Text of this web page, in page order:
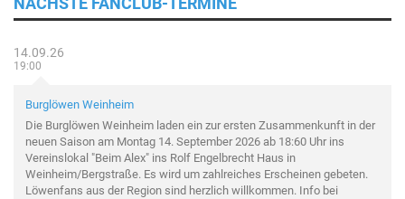
14.09.26
19:00
Burglöwen Weinheim
Die Burglöwen Weinheim laden ein zur ersten Zusammenkunft in der
neuen Saison am Montag 14. September 2026 ab 18:60 Uhr ins
Vereinslokal "Beim Alex" ins Rolf Engelbrecht Haus in
Weinheim/Bergstraße. Es wird um zahlreiches Erscheinen gebeten.
Löwenfans aus der Region sind herzlich willkommen. Info bei